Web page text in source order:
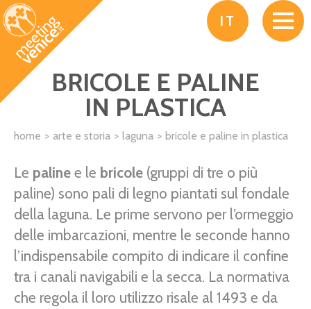
Salta al contenuto principale
IT
BRICOLE E PALINE
IN PLASTICA
home arte e storia laguna bricole e paline in plastica
Le paline e le bricole (gruppi di tre o più
paline) sono pali di legno piantati sul fondale
della laguna. Le prime servono per l’ormeggio
delle imbarcazioni, mentre le seconde hanno
l’indispensabile compito di indicare il confine
tra i canali navigabili e la secca. La normativa
che regola il loro utilizzo risale al 1493 e da